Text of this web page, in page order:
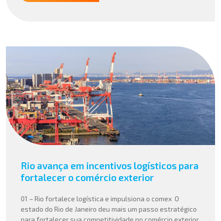
Rio avança em incentivos logísticos para
fortalecer o comércio exterior
01 – Rio fortalece logística e impulsiona o comex O
estado do Rio de Janeiro deu mais um passo estratégico
para fortalecer sua competitividade no comércio exterior.